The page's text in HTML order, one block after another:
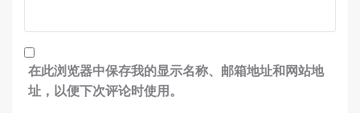
在此浏览器中保存我的显示名称、邮箱地址和网站地
址，以便下次评论时使用。